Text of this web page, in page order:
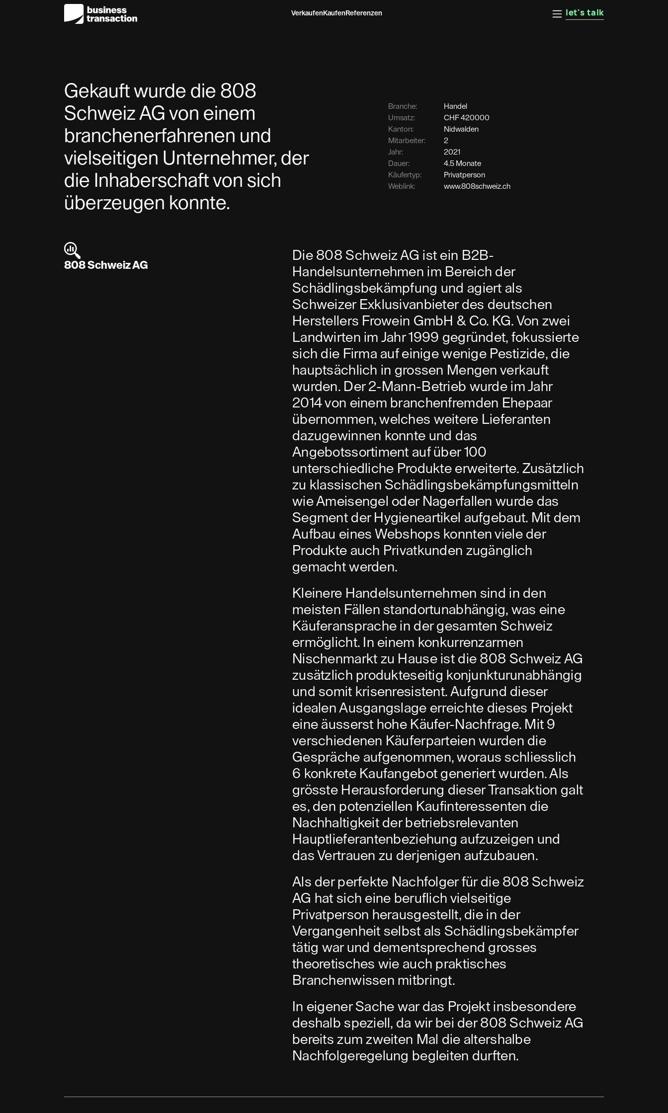
VerkaufenKaufenReferenzen let's talk
Gekauft wurde die 808
Schweiz AG von einem
branchenerfahrenen und
vielseitigen Unternehmer, der
die Inhaberschaft von sich
überzeugen konnte.
Branche:
Handel
Umsatz:
CHF 420000
Kanton:
Nidwalden
Mitarbeiter:
2
Jahr:
2021
Dauer:
4.5 Monate
Käufertyp:
Privatperson
Weblink:
www.808schweiz.ch
808 Schweiz AG
Die 808 Schweiz AG ist ein B2B-
Handelsunternehmen im Bereich der
Schädlingsbekämpfung und agiert als
Schweizer Exklusivanbieter des deutschen
Herstellers Frowein GmbH & Co. KG. Von zwei
Landwirten im Jahr 1999 gegründet, fokussierte
sich die Firma auf einige wenige Pestizide, die
hauptsächlich in grossen Mengen verkauft
wurden. Der 2-Mann-Betrieb wurde im Jahr
2014 von einem branchenfremden Ehepaar
übernommen, welches weitere Lieferanten
dazugewinnen konnte und das
Angebotssortiment auf über 100
unterschiedliche Produkte erweiterte. Zusätzlich
zu klassischen Schädlingsbekämpfungsmitteln
wie Ameisengel oder Nagerfallen wurde das
Segment der Hygieneartikel aufgebaut. Mit dem
Aufbau eines Webshops konnten viele der
Produkte auch Privatkunden zugänglich
gemacht werden.
Kleinere Handelsunternehmen sind in den
meisten Fällen standortunabhängig, was eine
Käuferansprache in der gesamten Schweiz
ermöglicht. In einem konkurrenzarmen
Nischenmarkt zu Hause ist die 808 Schweiz AG
zusätzlich produkteseitig konjunkturunabhängig
und somit krisenresistent. Aufgrund dieser
idealen Ausgangslage erreichte dieses Projekt
eine äusserst hohe Käufer-Nachfrage. Mit 9
verschiedenen Käuferparteien wurden die
Gespräche aufgenommen, woraus schliesslich
6 konkrete Kaufangebot generiert wurden. Als
grösste Herausforderung dieser Transaktion galt
es, den potenziellen Kaufinteressenten die
Nachhaltigkeit der betriebsrelevanten
Hauptlieferantenbeziehung aufzuzeigen und
das Vertrauen zu derjenigen aufzubauen.
Als der perfekte Nachfolger für die 808 Schweiz
AG hat sich eine beruflich vielseitige
Privatperson herausgestellt, die in der
Vergangenheit selbst als Schädlingsbekämpfer
tätig war und dementsprechend grosses
theoretisches wie auch praktisches
Branchenwissen mitbringt.
In eigener Sache war das Projekt insbesondere
deshalb speziell, da wir bei der 808 Schweiz AG
bereits zum zweiten Mal die altershalbe
Nachfolgeregelung begleiten durften.